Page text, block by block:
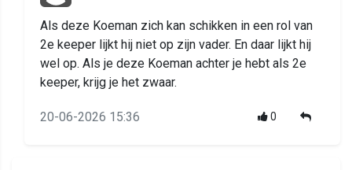
Als deze Koeman zich kan schikken in een rol van
2e keeper lijkt hij niet op zijn vader. En daar lijkt hij
wel op. Als je deze Koeman achter je hebt als 2e
keeper, krijg je het zwaar.
20-06-2026 15:36 0